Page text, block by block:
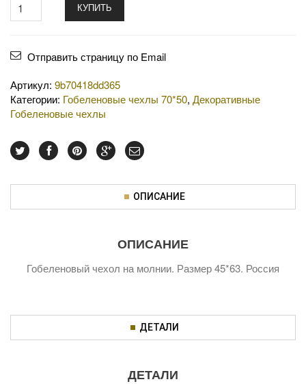
КУПИТЬ
Отправить страницу по Email
Артикул: 9b70418dd365
Категории: Гобеленовые чехлы 70*50, Декоративные
Гобеленовые чехлы
ОПИСАНИЕ
ОПИСАНИЕ
Гобеленовый чехол на молнии. Размер 45*63. Россия
ДЕТАЛИ
ДЕТАЛИ